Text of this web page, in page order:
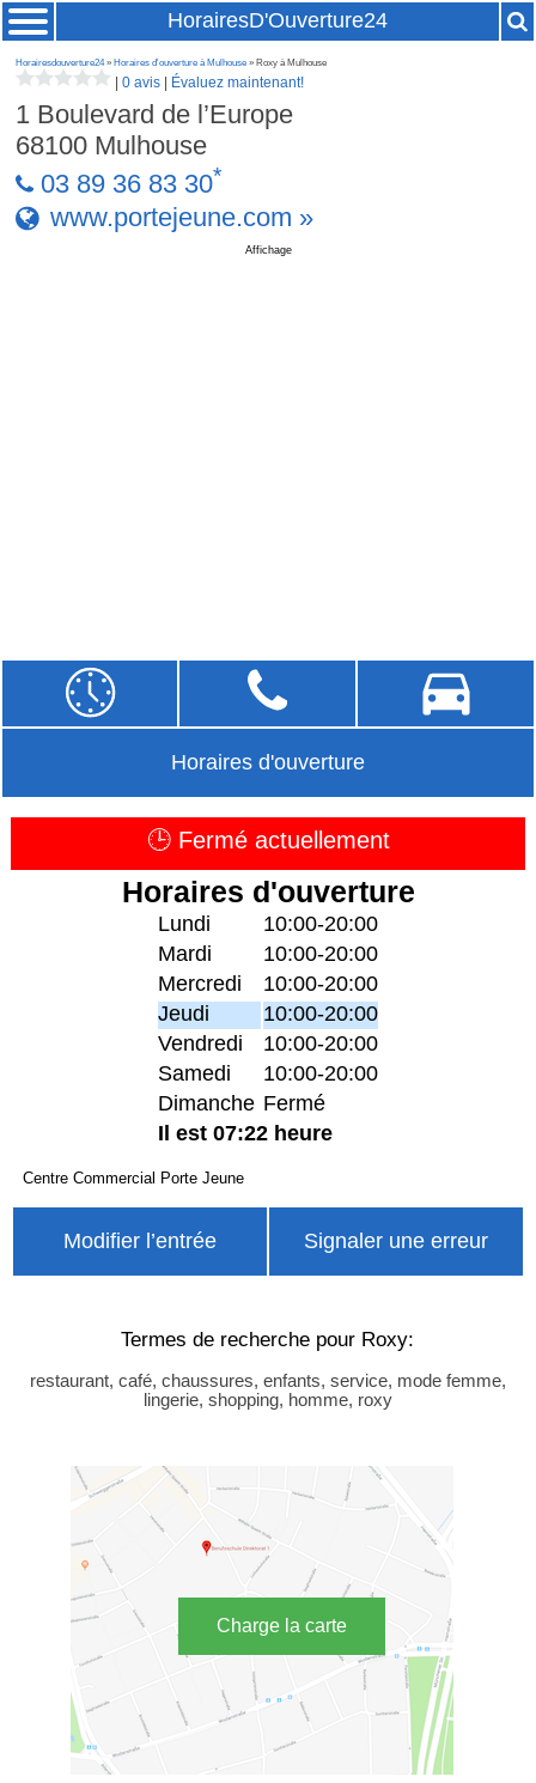
HorairesD'Ouverture24
Horairesdouverture24» Horaires d'ouverture à Mulhouse » Roxy à Mulhouse
|0 avis Évaluez maintenant!
1 Boulevard de l’Europe
68100 Mulhouse
03 89 36 83 30*
www.portejeune.com »
Affichage
Horaires d'ouverture
🕒 Fermé actuellement
Horaires d'ouverture
Lundi
10:00-20:00
Mardi
10:00-20:00
Mercredi
10:00-20:00
Jeudi
10:00-20:00
Vendredi
10:00-20:00
Samedi
10:00-20:00
Dimanche Fermé
Il est 07:22 heure
Centre Commercial Porte Jeune
Modifier l’entrée Signaler une erreur
Termes de recherche pour Roxy:
restaurant, café, chaussures, enfants, service, mode femme,
lingerie, shopping, homme, roxy
Charge la carte